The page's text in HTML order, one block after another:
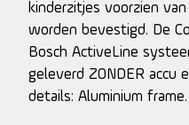
kinderzitjes voorzien
worden bevestigd. De
Bosch ActiveLine
geleverd ZONDER accu
details: Aluminium frame.